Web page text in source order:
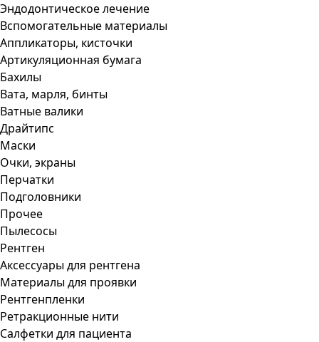
Эндодонтическое лечение
Вспомогательные материалы
Аппликаторы, кисточки
Артикуляционная бумага
Бахилы
Вата, марля, бинты
Ватные валики
Драйтипс
Маски
Очки, экраны
Перчатки
Подголовники
Прочее
Пылесосы
Рентген
Аксессуары для рентгена
Материалы для проявки
Рентгенпленки
Ретракционные нити
Салфетки для пациента